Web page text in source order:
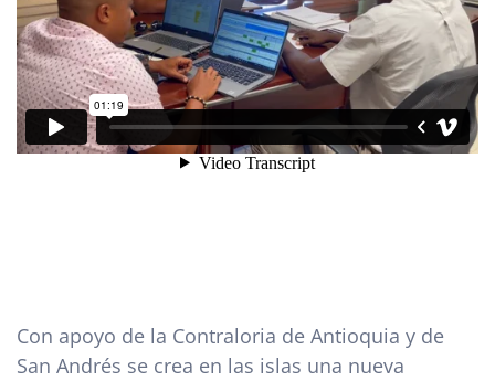
Con apoyo de la Contraloria de Antioquia y de
San Andrés se crea en las islas una nueva